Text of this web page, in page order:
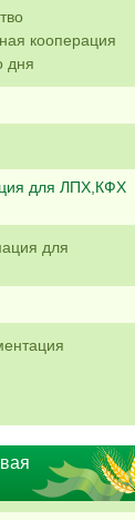
кооперация
дня
для ЛПХ,КФХ
для